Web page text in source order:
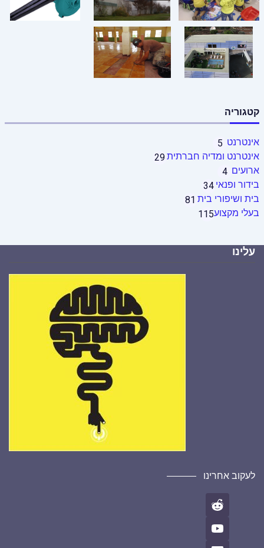
קטגוריה
אינטרנט 5
אינטרנט ומדיה חברתית29
ארועים 4
בידור ופנאי 34
בית ושיפורי בית 81
בעלי מקצוע115
עלינו
לעקוב אחרינו